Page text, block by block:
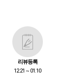
리뷰등록
12.21 ~ 01.10